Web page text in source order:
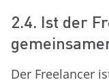
2.4. Ist der
Der Freelancer